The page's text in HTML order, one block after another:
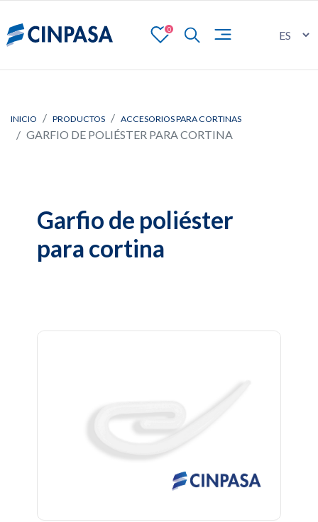
0
INICIO PRODUCTOS ACCESORIOS PARA CORTINAS
GARFIO DE POLIÉSTER PARA CORTINA
Garfio de poliéster
para cortina